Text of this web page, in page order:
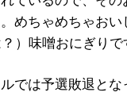
めちゃめちゃおい
）味噌おにぎりで
では予選敗退とな